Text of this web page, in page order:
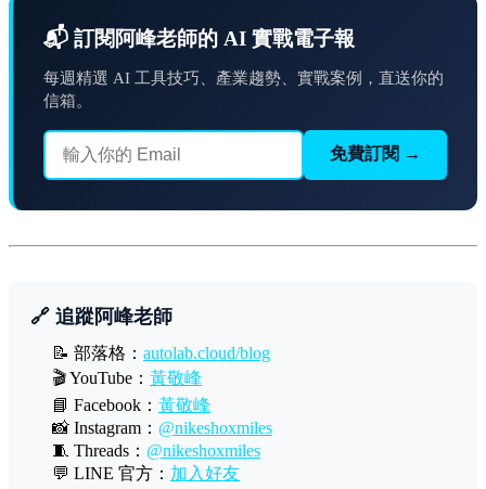
📬 訂閱阿峰老師的 AI 實戰電子報
每週精選 AI 工具技巧、產業趨勢、實戰案例，直送你的
信箱。
免費訂閱 →
🔗 追蹤阿峰老師
📝 部落格： autolab.cloud/blog
🎬 YouTube： 黃敬峰
📘 Facebook： 黃敬峰
📸 Instagram： @nikeshoxmiles
🧵 Threads： @nikeshoxmiles
💬 LINE 官方： 加入好友